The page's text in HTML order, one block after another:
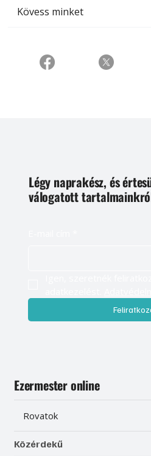
Kövess minket
Légy naprakész, és
válogatott
Ezermester online
Rovatok
Közérdekű